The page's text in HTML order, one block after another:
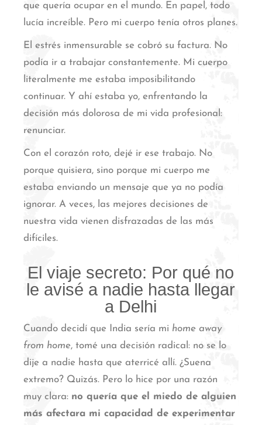
que quería ocupar en el mundo. En papel, todo
lucía increíble. Pero mi cuerpo tenía otros planes.
El estrés inmensurable se cobró su factura. No
podía ir a trabajar constantemente. Mi cuerpo
literalmente me estaba imposibilitando
continuar. Y ahí estaba yo, enfrentando la
decisión más dolorosa de mi vida profesional:
renunciar.
Con el corazón roto, dejé ir ese trabajo. No
porque quisiera, sino porque mi cuerpo me
estaba enviando un mensaje que ya no podía
ignorar. A veces, las mejores decisiones de
nuestra vida vienen disfrazadas de las más
difíciles.
El viaje secreto: Por qué no
le avisé a nadie hasta llegar
a Delhi
Cuando decidí que India sería mi home away
from home, tomé una decisión radical: no se lo
dije a nadie hasta que aterricé allí. ¿Suena
extremo? Quizás. Pero lo hice por una razón
muy clara: no quería que el miedo de alguien
más afectara mi capacidad de experimentar